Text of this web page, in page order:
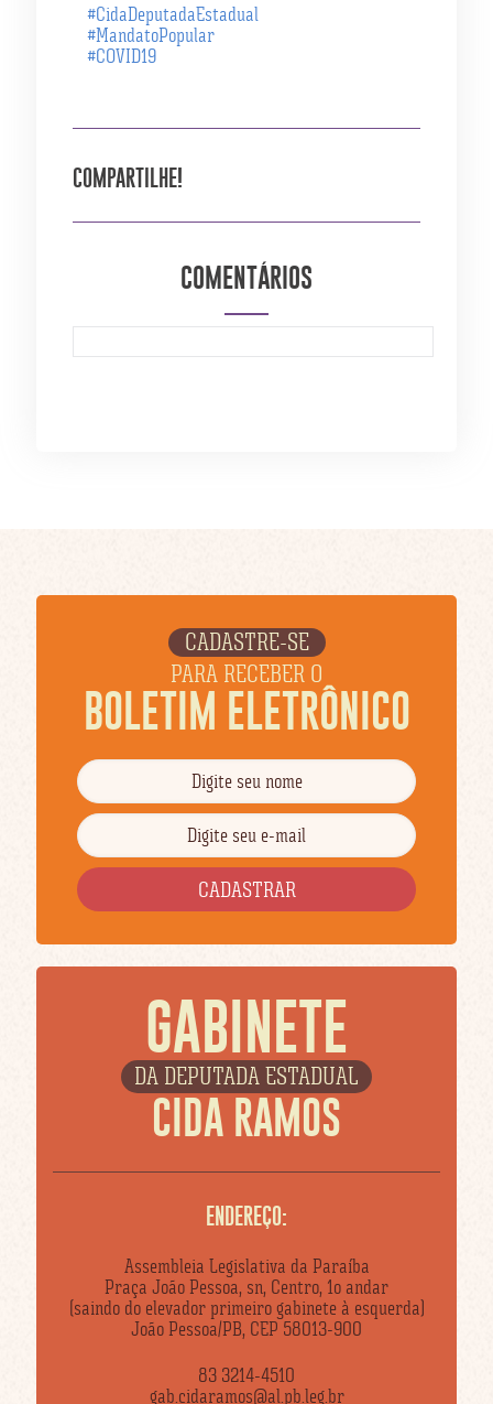
#CidaDeputadaEstadual
#MandatoPopular
#COVID19
COMPARTILHE!
COMENTÁRIOS
CADASTRE-SE
PARA RECEBER O
BOLETIM ELETRÔNICO
GABINETE
DA DEPUTADA ESTADUAL
CIDA RAMOS
ENDEREÇO:
Assembleia Legislativa da Paraíba
Praça João Pessoa, sn, Centro, 1o andar
(saindo do elevador primeiro gabinete à esquerda)
João Pessoa/PB, CEP 58013-900
83 3214-4510
gab.cidaramos@al.pb.leg.br